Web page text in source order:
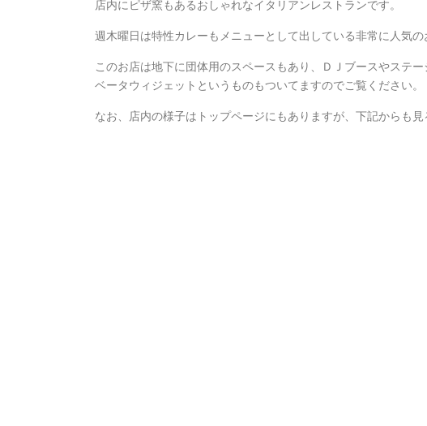
店内にピザ窯もあるおしゃれなイタリアンレストランです。
週木曜日は特性カレーもメニューとして出している非常に人気の
このお店は地下に団体用のスペースもあり、ＤＪブースやステ
ベータウィジェットというものもついてますのでご覧ください。
なお、店内の様子はトップページにもありますが、下記からも